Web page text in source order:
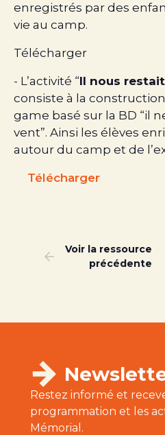
enregistrés par des
vie au camp.
Télécharger
- L’activité “Il nous
consiste à la
game basé sur la BD “il
vent”. Ainsi les élèves
autour du camp et de
Télécharger
Voir la ressource
précédente
Restez informé et
programmation et les
Mémorial.